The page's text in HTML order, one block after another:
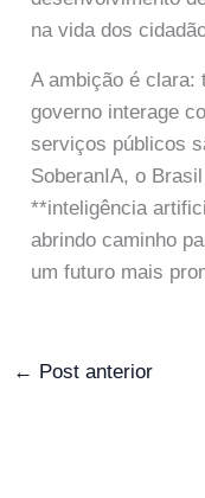
na vida dos
A ambição é clara:
governo interage
serviços públicos
SoberanIA, o
**inteligência
abrindo caminho
um futuro mais
← Post anterior